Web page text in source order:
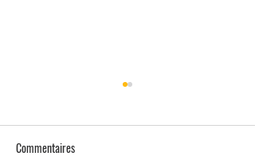
ENTRE AMIS
Commentaires